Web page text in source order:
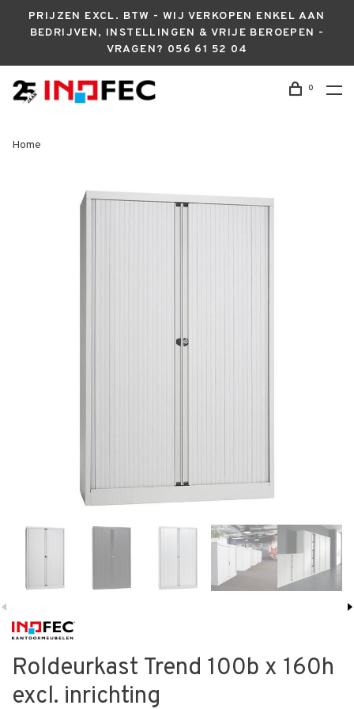
PRIJZEN EXCL. BTW - WIJ VERKOPEN ENKEL AAN
BEDRIJVEN, INSTELLINGEN & VRIJE BEROEPEN -
VRAGEN? 056 61 52 04
0
Home
Roldeurkast Trend 100b x 160h
excl. inrichting